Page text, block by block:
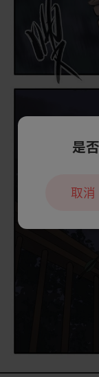
是
取消